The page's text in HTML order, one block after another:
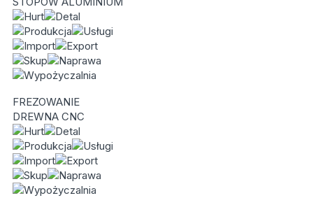
FREZOWANIE
DREWNA CNC